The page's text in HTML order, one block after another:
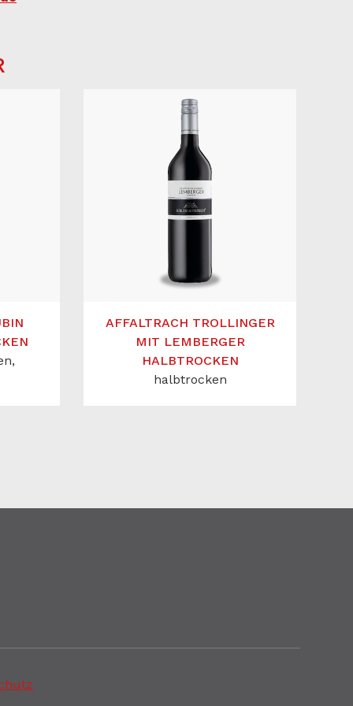
AFFALTRACH TROLLINGER
MIT LEMBERGER
HALBTROCKEN
halbtrocken